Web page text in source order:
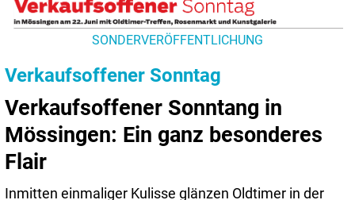
SONDERVERÖFFENTLICHUNG
Verkaufsoffener Sonntag
Verkaufsoffener Sonntang in
Mössingen: Ein ganz besonderes
Flair
Inmitten einmaliger Kulisse glänzen Oldtimer in der